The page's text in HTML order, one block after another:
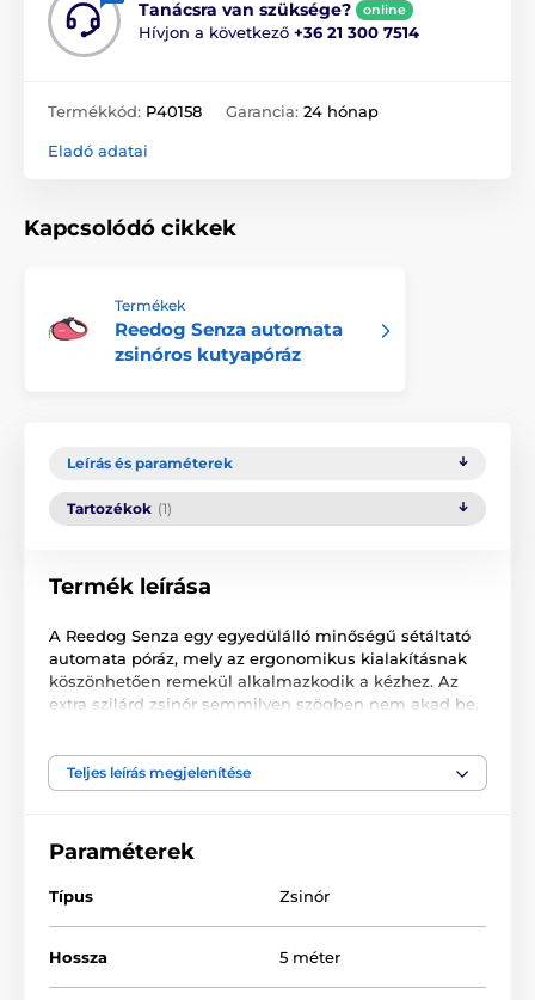
Tanácsra van szüksége? online
Hívjon a következő +36 21 300 7514
Termékkód: P40158 Garancia: 24 hónap
Eladó adatai
Kapcsolódó cikkek
Termékek
Reedog Senza automata
zsinóros kutyapóráz
Leírás és paraméterek
Tartozékok (1)
Termék leírása
A Reedog Senza egy egyedülálló minőségű sétáltató
automata póráz, mely az ergonomikus kialakításnak
köszönhetően remekül alkalmazkodik a kézhez. Az
extra szilárd zsinór semmilyen szögben nem akad be.
A Reedog Senza bárhol és bármikor biztosítja a
kényelmes és könnyű kezelhetőséget. Szinte minden
a gyors reakció.
Teljes leírás megjelenítése
Paraméterek
Típus Zsinór
Hossza 5 méter